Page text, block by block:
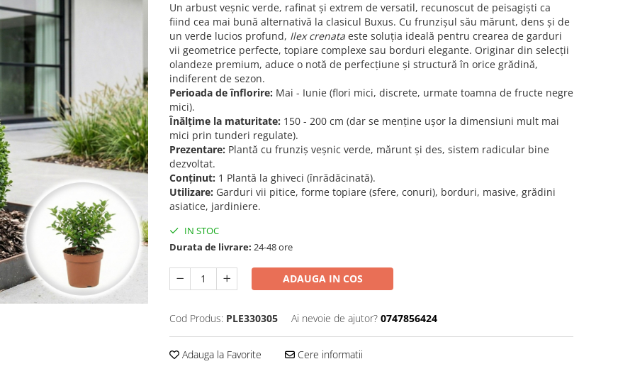
Un arbust veșnic verde, rafinat și extrem de versatil, recunoscut de peisagiști ca
fiind cea mai bună alternativă la clasicul Buxus. Cu frunzișul său mărunt, dens și de
un verde lucios profund, Ilex crenata este soluția ideală pentru crearea de garduri
vii geometrice perfecte, topiare complexe sau borduri elegante. Originar din selecții
olandeze premium, aduce o notă de perfecțiune și structură în orice grădină,
indiferent de sezon.
Perioada de înflorire: Mai - Iunie (flori mici, discrete, urmate toamna de fructe negre
mici).
Înălțime la maturitate: 150 - 200 cm (dar se menține ușor la dimensiuni mult mai
mici prin tunderi regulate).
Prezentare: Plantă cu frunziș veșnic verde, mărunt și des, sistem radicular bine
dezvoltat.
Conținut: 1 Plantă la ghiveci (înrădăcinată).
Utilizare: Garduri vii pitice, forme topiare (sfere, conuri), borduri, masive, grădini
asiatice, jardiniere.
IN STOC
Durata de livrare: 24-48 ore
ADAUGA IN COS
Cod Produs: PLE330305 Ai nevoie de ajutor? 0747856424
Adauga la Favorite Cere informatii